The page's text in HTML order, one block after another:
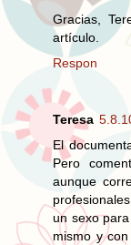
Gracias,
artículo.
Respon
Teresa
El
Pero
aunque
un sexo
mismo y